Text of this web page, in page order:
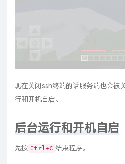
现在关闭ssh终端的话服务端也会被
行和开机自启。
后台运行和开机自启
先按 Ctrl+C 结束程序。